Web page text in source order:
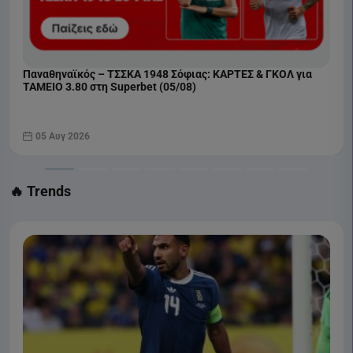
Παναθηναϊκός – ΤΣΣΚΑ 1948 Σόφιας: ΚΑΡΤΕΣ & ΓΚΟΛ για
ΤΑΜΕΙΟ 3.80 στη Superbet (05/08)
05 Αυγ 2026
🔥 Trends